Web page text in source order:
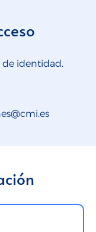
de identidad.